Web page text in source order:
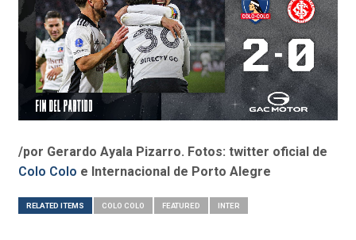
/por Gerardo Ayala Pizarro. Fotos: twitter oficial de
Colo Colo e Internacional de Porto Alegre
RELATED ITEMS COLO COLO FEATURED INTER